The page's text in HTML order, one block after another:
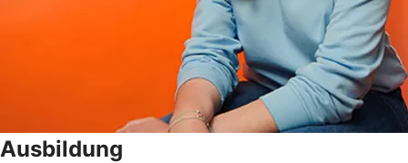
Ausbildung